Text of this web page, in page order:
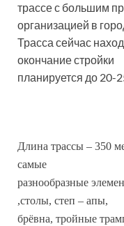
трассе с большим
организацией в
Трасса сейчас
окончание стройки
планируется до 20-
Длина трассы – 350
самые
разнообразные
,столы, степ – апы,
брёвна, тройные